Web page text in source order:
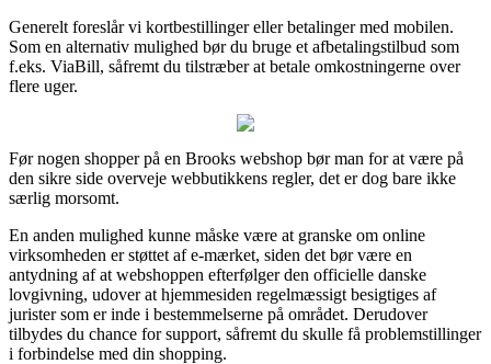
Generelt foreslår vi kortbestillinger eller betalinger med mobilen.
Som en alternativ mulighed bør du bruge et afbetalingstilbud som
f.eks. ViaBill, såfremt du tilstræber at betale omkostningerne over
flere uger.
Før nogen shopper på en Brooks webshop bør man for at være på
den sikre side overveje webbutikkens regler, det er dog bare ikke
særlig morsomt.
En anden mulighed kunne måske være at granske om online
virksomheden er støttet af e-mærket, siden det bør være en
antydning af at webshoppen efterfølger den officielle danske
lovgivning, udover at hjemmesiden regelmæssigt besigtiges af
jurister som er inde i bestemmelserne på området. Derudover
tilbydes du chance for support, såfremt du skulle få problemstillinger
i forbindelse med din shopping.